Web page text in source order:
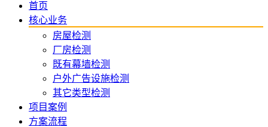
首页
核心业务
房屋检测
厂房检测
既有幕墙检测
户外广告设施检测
其它类型检测
项目案例
方案流程